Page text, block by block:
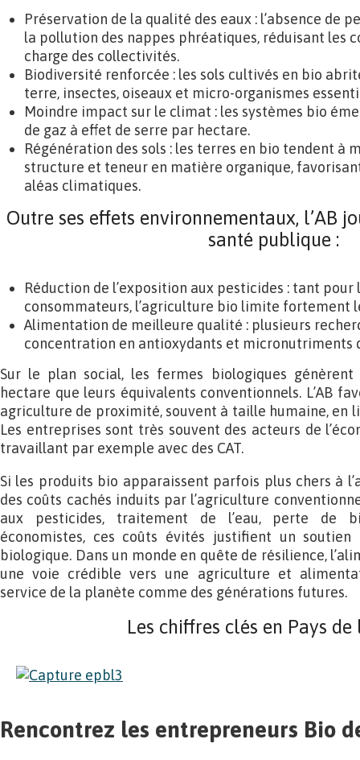
Préservation de la qualité des eaux : l’absence de
la pollution des nappes phréatiques, réduisant les
charge des collectivités.
Biodiversité renforcée : les sols cultivés en bio
terre, insectes, oiseaux et micro-organismes
Moindre impact sur le climat : les systèmes bio
de gaz à effet de serre par hectare.
Régénération des sols : les terres en bio tendent à
structure et teneur en matière organique,
aléas climatiques.
Outre ses effets environnementaux, l’AB
santé publique :
Réduction de l’exposition aux pesticides : tant
consommateurs, l’agriculture bio limite fortement
Alimentation de meilleure qualité : plusieurs
concentration en antioxydants et micronutriments
Sur le plan social, les fermes biologiques génèrent
hectare que leurs équivalents conventionnels. L’AB
agriculture de proximité, souvent à taille humaine, en
Les entreprises sont très souvent des acteurs de
travaillant par exemple avec des CAT.
Si les produits bio apparaissent parfois plus chers à
des coûts cachés induits par l’agriculture
aux pesticides, traitement de l’eau, perte de
économistes, ces coûts évités justifient un
biologique. Dans un monde en quête de résilience,
une voie crédible vers une agriculture et
service de la planète comme des générations futures.
Les chiffres clés en Pays
Rencontrez les entrepreneurs Bio